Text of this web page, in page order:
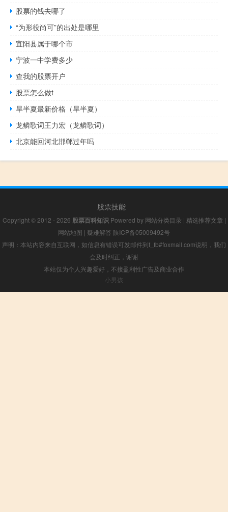
股票的钱去哪了
“为形役尚可”的出处是哪里
宜阳县属于哪个市
宁波一中学费多少
查我的股票开户
股票怎么做t
旱半夏最新价格（旱半夏）
龙鳞歌词王力宏（龙鳞歌词）
北京能回河北邯郸过年吗
股票技能
Copyright © 2012 - 2026 股票百科知识 Powered by 网站分类目录 | 精选推荐文章 |
网站地图 | 疑难解答 陕ICP备05009492号
声明：本站内容来自互联网，如信息有错误可发邮件到f_fb#foxmail.com说明，我们
会及时纠正，谢谢
本站仅为个人兴趣爱好，不接盈利性广告及商业合作
小男孩